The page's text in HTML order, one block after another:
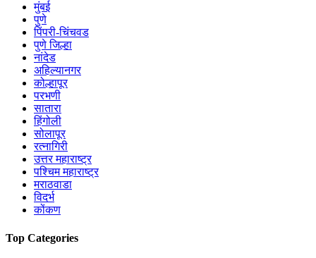
मुंबई
पुणे
पिंपरी-चिंचवड
पुणे जिल्हा
नांदेड
अहिल्यानगर
कोल्हापूर
परभणी
सातारा
हिंगोली
सोलापूर
रत्नागिरी
उत्तर महाराष्ट्र
पश्चिम महाराष्ट्र
मराठवाडा
विदर्भ
कोंकण
Top Categories